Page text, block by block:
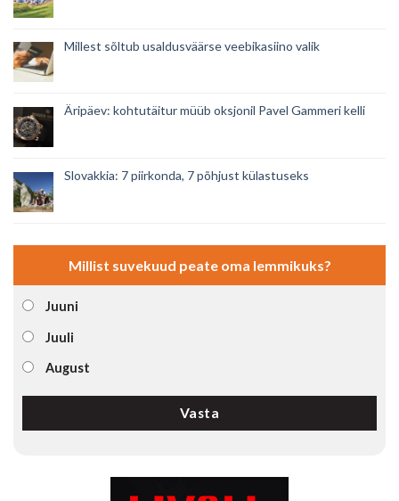
Millest sõltub usaldusväärse veebikasiino valik
Äripäev: kohtutäitur müüb oksjonil Pavel Gammeri kelli
Slovakkia: 7 piirkonda, 7 põhjust külastuseks
Millist suvekuud peate oma lemmikuks?
Juuni
Juuli
August